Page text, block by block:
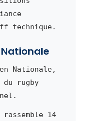
technique.
Nationale,
rugby
14